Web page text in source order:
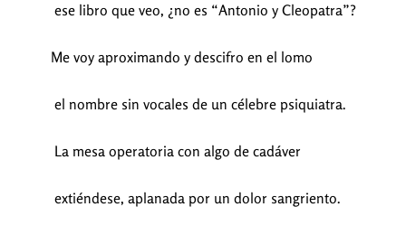
ese libro que veo, ¿no es “Antonio y Cleopatra”?
Me voy aproximando y descifro en el lomo
el nombre sin vocales de un célebre psiquiatra.
La mesa operatoria con algo de cadáver
extiéndese, aplanada por un dolor sangriento.